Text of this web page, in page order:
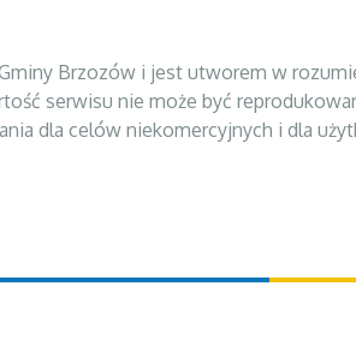
Brzozów i jest utworem w
serwisu nie może być
dla celów niekomercyjnych i dla